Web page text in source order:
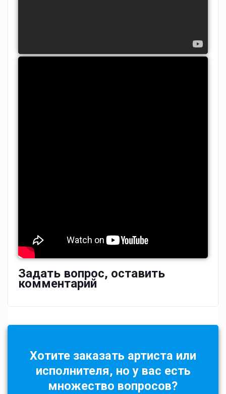
Задать вопрос, оставить
комментарий
Хотите заказать артиста или
исполнителя, но у вас есть
множество вопросов?